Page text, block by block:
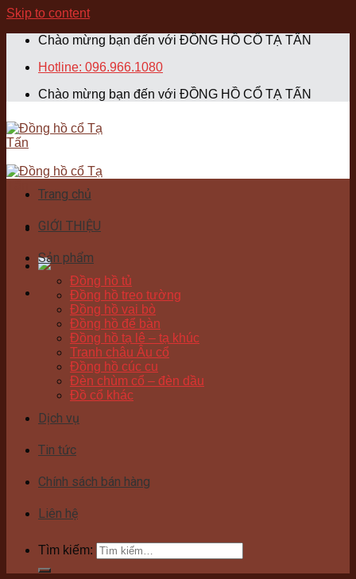
Skip to content
Chào mừng bạn đến với ĐỒNG HỒ CỔ TẠ TẤN
Hotline: 096.966.1080
Chào mừng bạn đến với ĐỒNG HỒ CỔ TẠ TẤN
Trang chủ
GIỚI THIỆU
Sản phẩm
Đồng hồ tủ
Đồng hồ treo tường
Đồng hồ vai bò
Đồng hồ để bàn
Đồng hồ tạ lê – tạ khúc
Tranh châu Âu cổ
Đồng hồ cúc cu
Đèn chùm cổ – đèn dầu
Đồ cổ khác
Dịch vụ
Tin tức
Chính sách bán hàng
Liên hệ
Tìm kiếm: